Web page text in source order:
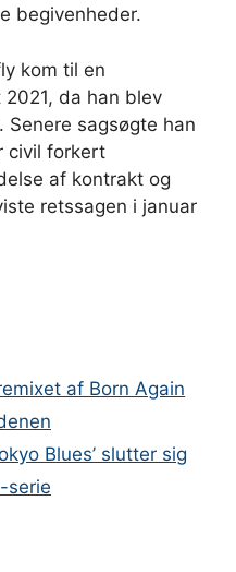
begivenheder.
kom til en
da han blev
Senere sagsøgte han
civil forkert
af kontrakt og
retssagen i januar
af Born Again
Blues’ slutter sig
serie